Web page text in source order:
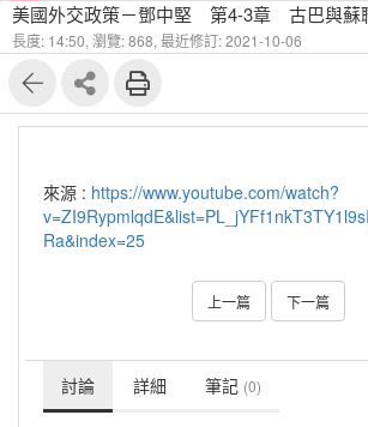
美國外交政策－鄧中堅 第4-3章 古巴與蘇
長度: 14:50, 瀏覽: 868, 最近修訂: 2021-10-06
來源 : https://www.youtube.com/watch?
Ra&index=25
上一篇 下一篇
討論 詳細 筆記 (0)